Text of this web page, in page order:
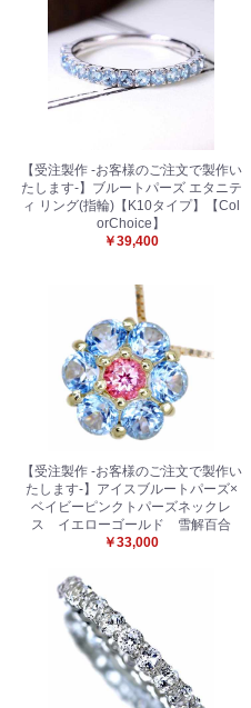
【受注製作 -お客様のご注文で製作い
たします-】ブルートパーズ エタニテ
ィ リング(指輪)【K10タイプ】【Col
orChoice】
￥39,400
【受注製作 -お客様のご注文で製作い
たします-】アイスブルートパーズ×
ベイビーピンクトパーズネックレ
ス イエローゴールド 雪解百合
￥33,000
お買い物を続ける